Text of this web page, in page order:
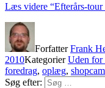
Læs videre “Efterårs-tour
ForfatterFrank
2010KategorierUden for
foredrag, oplæg,
Søg efter: